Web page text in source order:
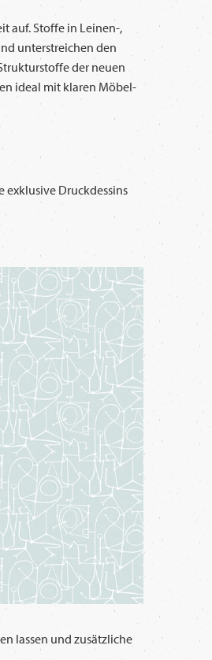
auf. Stoffe in Leinen-,
unterstreichen den
der neuen
ideal mit klaren Möbel-
exklusive Druckdessins
lassen und zusätzliche